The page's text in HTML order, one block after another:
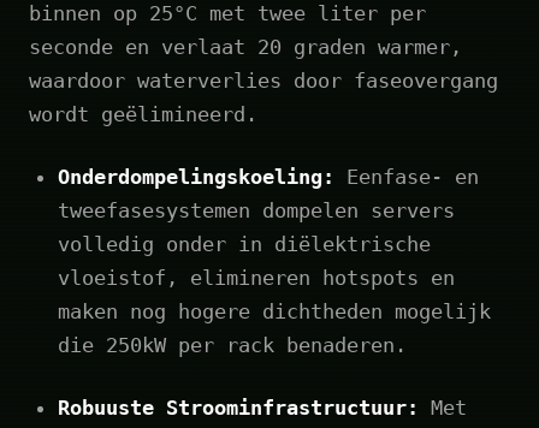
binnen op 25°C met twee liter per
seconde en verlaat 20 graden warmer,
waardoor waterverlies door faseovergang
wordt geëlimineerd.
Onderdompelingskoeling:
Eenfase- en
tweefasesystemen dompelen servers
volledig onder in diëlektrische
vloeistof, elimineren hotspots en
maken nog hogere dichtheden mogelijk
die 250kW per rack benaderen.
Robuuste Stroominfrastructuur:
Met